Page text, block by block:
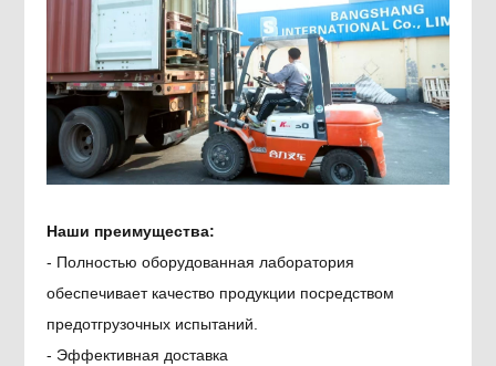
Наши преимущества:
- Полностью оборудованная лаборатория
обеспечивает качество продукции посредством
предотгрузочных испытаний.
- Эффективная доставка